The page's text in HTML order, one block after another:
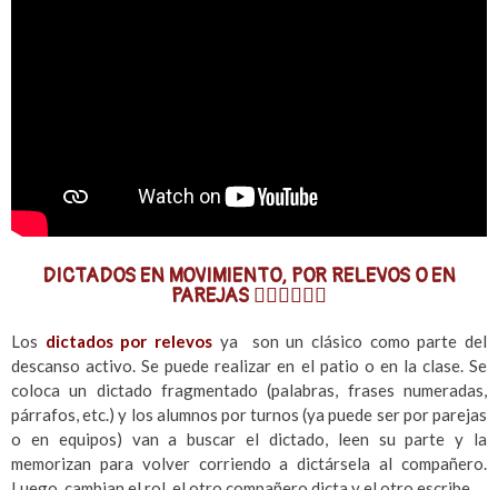
DICTADOS EN MOVIMIENTO, POR RELEVOS O EN
PAREJAS 🏃🏾‍♂️🏃🏻‍♀️
Los dictados por relevosya son un clásico como parte del
descanso activo. Se puede realizar en el patio o en la clase. Se
coloca un dictado fragmentado (palabras, frases numeradas,
párrafos, etc.) y los alumnos por turnos (ya puede ser por parejas
o en equipos) van a buscar el dictado, leen su parte y la
memorizan para volver corriendo a dictársela al compañero.